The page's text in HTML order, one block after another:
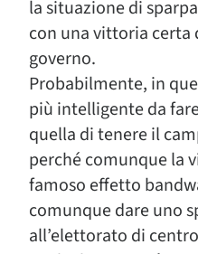
la situazione di
con una vittoria
governo.
Probabilmente, in
più intelligente da
quella di tenere il
perché comunque la
famoso effetto
comunque dare uno
all’elettorato di